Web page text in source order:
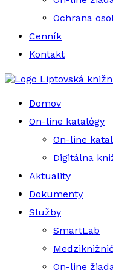
Ochrana
Cenník
Kontakt
Liptovská
Domov
On-line katalógy
On-line
Digitálna
Aktuality
Dokumenty
Služby
SmartLab
On-line